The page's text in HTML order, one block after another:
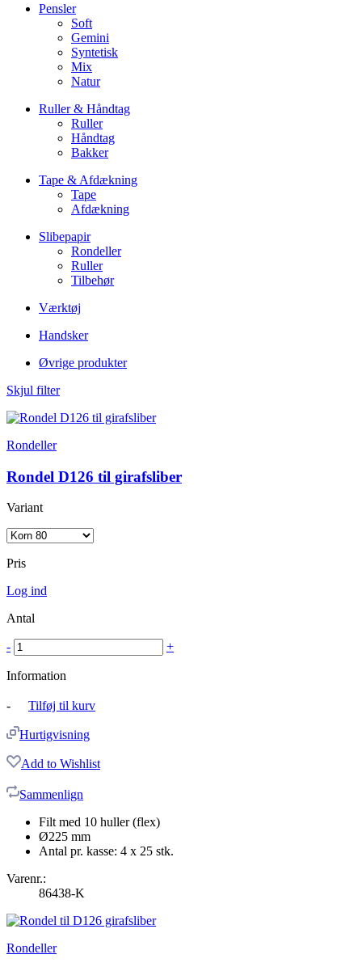
Pensler
Soft
Gemini
Syntetisk
Mix
Natur
Ruller & Håndtag
Ruller
Håndtag
Bakker
Tape & Afdækning
Tape
Afdækning
Slibepapir
Rondeller
Ruller
Tilbehør
Værktøj
Handsker
Øvrige produkter
Skjul filter
Rondeller
Rondel D126 til girafsliber
Variant
Pris
Log ind
Antal
- +
Information
- Tilføj til kurv
Hurtigvisning
Add to Wishlist
Sammenlign
Filt med 10 huller (flex)
Ø225 mm
Antal pr. kasse: 4 x 25 stk.
Varenr.:
86438-K
Rondeller